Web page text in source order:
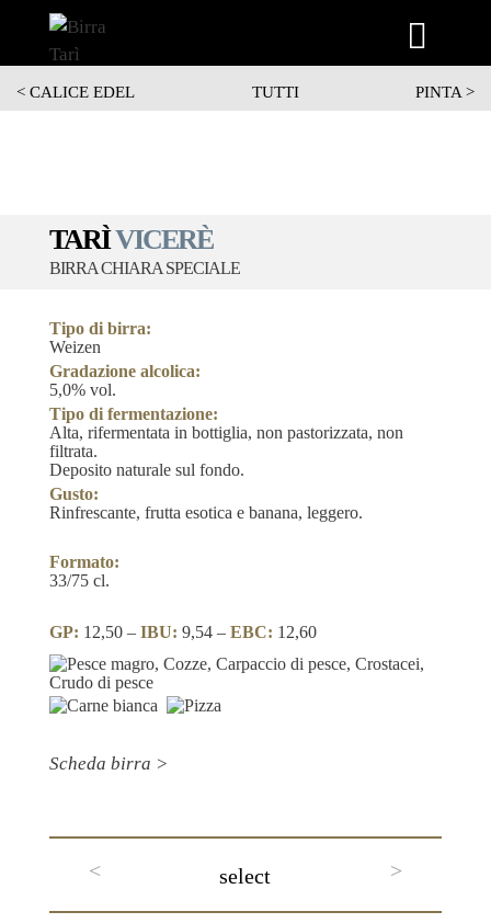
al
PINTA >
TUTTI
< CALICE EDEL
TARÌVICERÈ
BIRRA CHIARA SPECIALE
Tipo di birra:
Weizen
Gradazione alcolica:
5,0% vol.
Tipo di fermentazione:
Alta, rifermentata in bottiglia, non pastorizzata, non
filtrata.
Deposito naturale sul fondo.
Gusto:
Rinfrescante, frutta esotica e banana, leggero.
Formato:
33/75 cl.
GP: 12,50 – IBU: 9,54 – EBC: 12,60
Scheda birra >
< select >